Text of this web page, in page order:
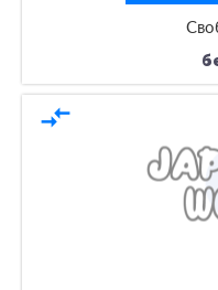
compare_arrows